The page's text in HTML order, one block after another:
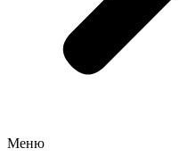
Меню